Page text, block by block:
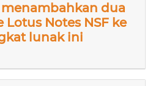
menambahkan dua
Notes NSF ke
lunak ini